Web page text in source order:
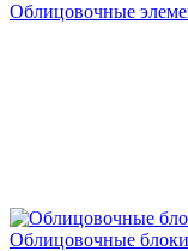
Облицовочные
Облицовочные блоки